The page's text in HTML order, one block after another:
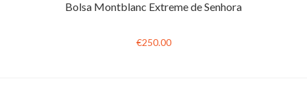
Bolsa Montblanc Extreme de Senhora
€250.00